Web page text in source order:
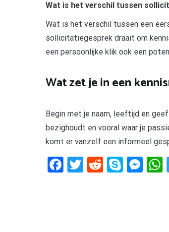
Wat is het verschil tussen
Wat is het verschil tussen een
sollicitatiegesprek draait om
een persoonlijke klik ook een
Wat zet je in een
Begin met je naam, leeftijd en
bezighoudt en vooral waar je
komt er vanzelf een informeel
Facebook
Twitter
RedditSkype